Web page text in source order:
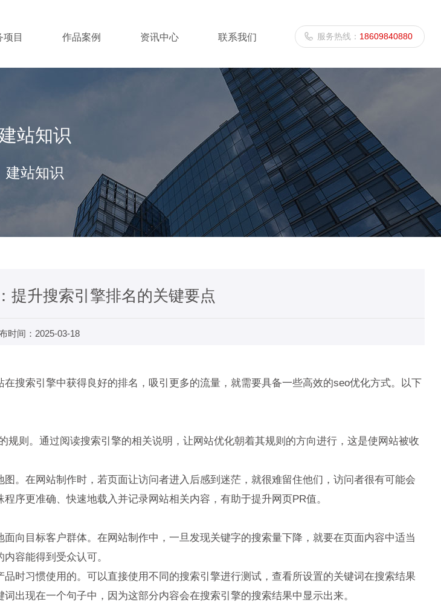
项目 作品案例 资讯中心 联系我们 服务热线： 18609840880
建站知识
建站知识
提升搜索引擎排名的关键要点
时间：2025-03-18
索引擎中获得良好的排名，吸引更多的流量，就需要具备一些高效的seo优化方式。以下
则。通过阅读搜索引擎的相关说明，让网站优化朝着其规则的方向进行，这是使网站被收
在网站制作时，若页面让访问者进入后感到迷茫，就很难留住他们，访问者很有可能会
序更准确、快速地载入并记录网站相关内容，有助于提升网页PR值。
目标客户群体。在网站制作中，一旦发现关键字的搜索量下降，就要在页面内容中适当
容能得到受众认可。
习惯使用的。可以直接使用不同的搜索引擎进行测试，查看所设置的关键词在搜索结果
出现在一个句子中，因为这部分内容会在搜索引擎的搜索结果中显示出来。